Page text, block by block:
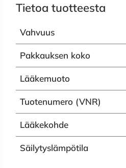
Tietoa tuotteesta
Vahvuus
Pakkauksen koko
Lääkemuoto
Tuotenumero (VNR)
Lääkekohde
Säilytyslämpötila